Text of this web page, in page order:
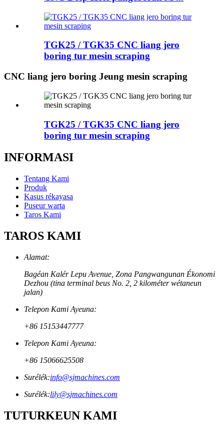
TGK25 / TGK35 CNC liang jero
boring tur mesin scraping
CNC liang jero boring Jeung mesin scraping
TGK25 / TGK35 CNC liang jero
boring tur mesin scraping
INFORMASI
Tentang Kami
Produk
Kasus rékayasa
Puseur warta
Taros Kami
TAROS KAMI
Alamat:
Bagéan Kalér Lepu Avenue, Zona Pangwangunan Ékonomi
Dezhou (tina terminal beus No. 2, 2 kilométer wétaneun
jalan)
Telepon Kami Ayeuna:
+86 15153447777
Telepon Kami Ayeuna:
+86 15066625508
Surélék:info@sjmachines.com
Surélék:lily@sjmachines.com
TUTURKEUN KAMI